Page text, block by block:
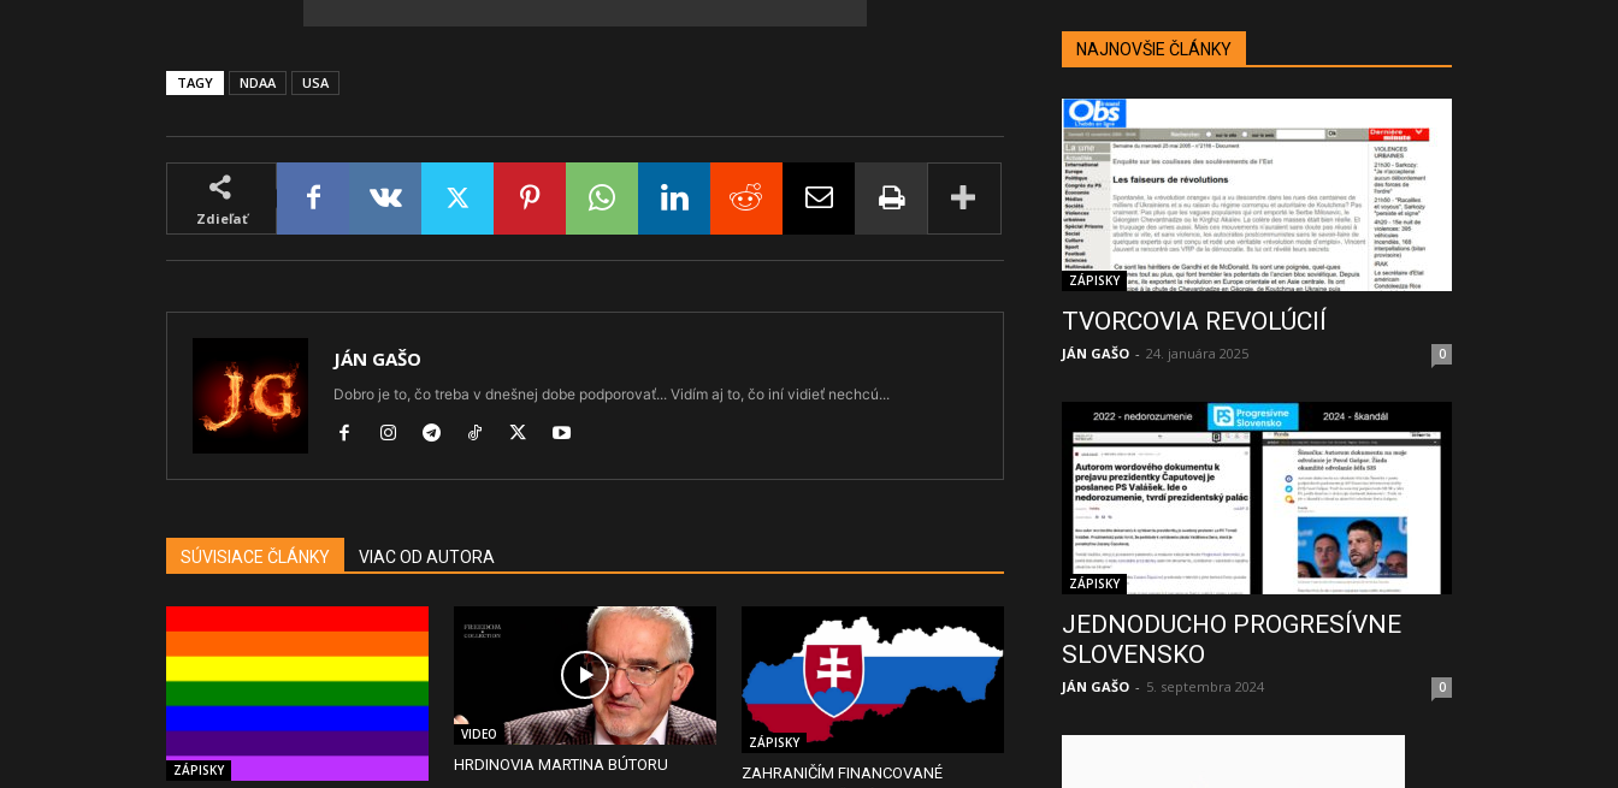
TAGY NDAA USA
Zdieľať
JÁN GAŠO
Dobro je to, čo treba v dnešnej dobe podporovať... Vidím aj to, čo iní vidieť nechcú...
SÚVISIACE ČLÁNKY VIAC OD AUTORA
ZÁPISKY
VIDEO
HRDINOVIA MARTINA BÚTORU
ZÁPISKY
ZAHRANIČÍM FINANCOVANÉ
NAJNOVŠIE ČLÁNKY
ZÁPISKY
TVORCOVIA REVOLÚCIÍ
JÁN GAŠO - 24. januára 2025 0
ZÁPISKY
JEDNODUCHO PROGRESÍVNE
SLOVENSKO
JÁN GAŠO - 5. septembra 2024 0